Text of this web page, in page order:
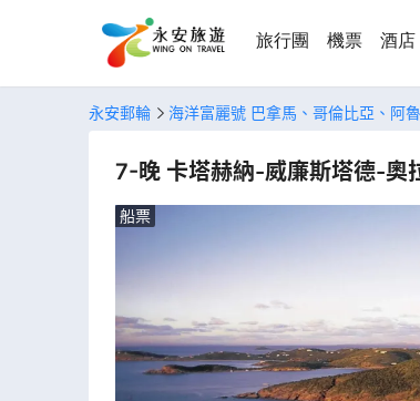
旅行團 機票 酒店
永安郵輪 海洋富麗號 巴拿馬、哥倫比亞、阿
7-晚 卡塔赫納-威廉斯塔德-奧
船票